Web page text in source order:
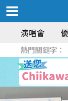
演唱會
熱門關鍵字：